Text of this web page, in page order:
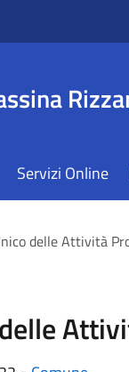
Servizi Online
delle Attività